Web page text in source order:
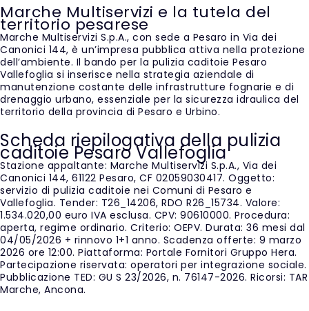
Marche Multiservizi e la tutela del
territorio pesarese
Marche Multiservizi S.p.A., con sede a Pesaro in Via dei
Canonici 144, è un’impresa pubblica attiva nella protezione
dell’ambiente. Il bando per la pulizia caditoie Pesaro
Vallefoglia si inserisce nella strategia aziendale di
manutenzione costante delle infrastrutture fognarie e di
drenaggio urbano, essenziale per la sicurezza idraulica del
territorio della provincia di Pesaro e Urbino.
Scheda riepilogativa della pulizia
caditoie Pesaro Vallefoglia
Stazione appaltante: Marche Multiservizi S.p.A., Via dei
Canonici 144, 61122 Pesaro, CF 02059030417. Oggetto:
servizio di pulizia caditoie nei Comuni di Pesaro e
Vallefoglia. Tender: T26_14206, RDO R26_15734. Valore:
1.534.020,00 euro IVA esclusa. CPV: 90610000. Procedura:
aperta, regime ordinario. Criterio: OEPV. Durata: 36 mesi dal
04/05/2026 + rinnovo 1+1 anno. Scadenza offerte: 9 marzo
2026 ore 12:00. Piattaforma: Portale Fornitori Gruppo Hera.
Partecipazione riservata: operatori per integrazione sociale.
Pubblicazione TED: GU S 23/2026, n. 76147-2026. Ricorsi: TAR
Marche, Ancona.